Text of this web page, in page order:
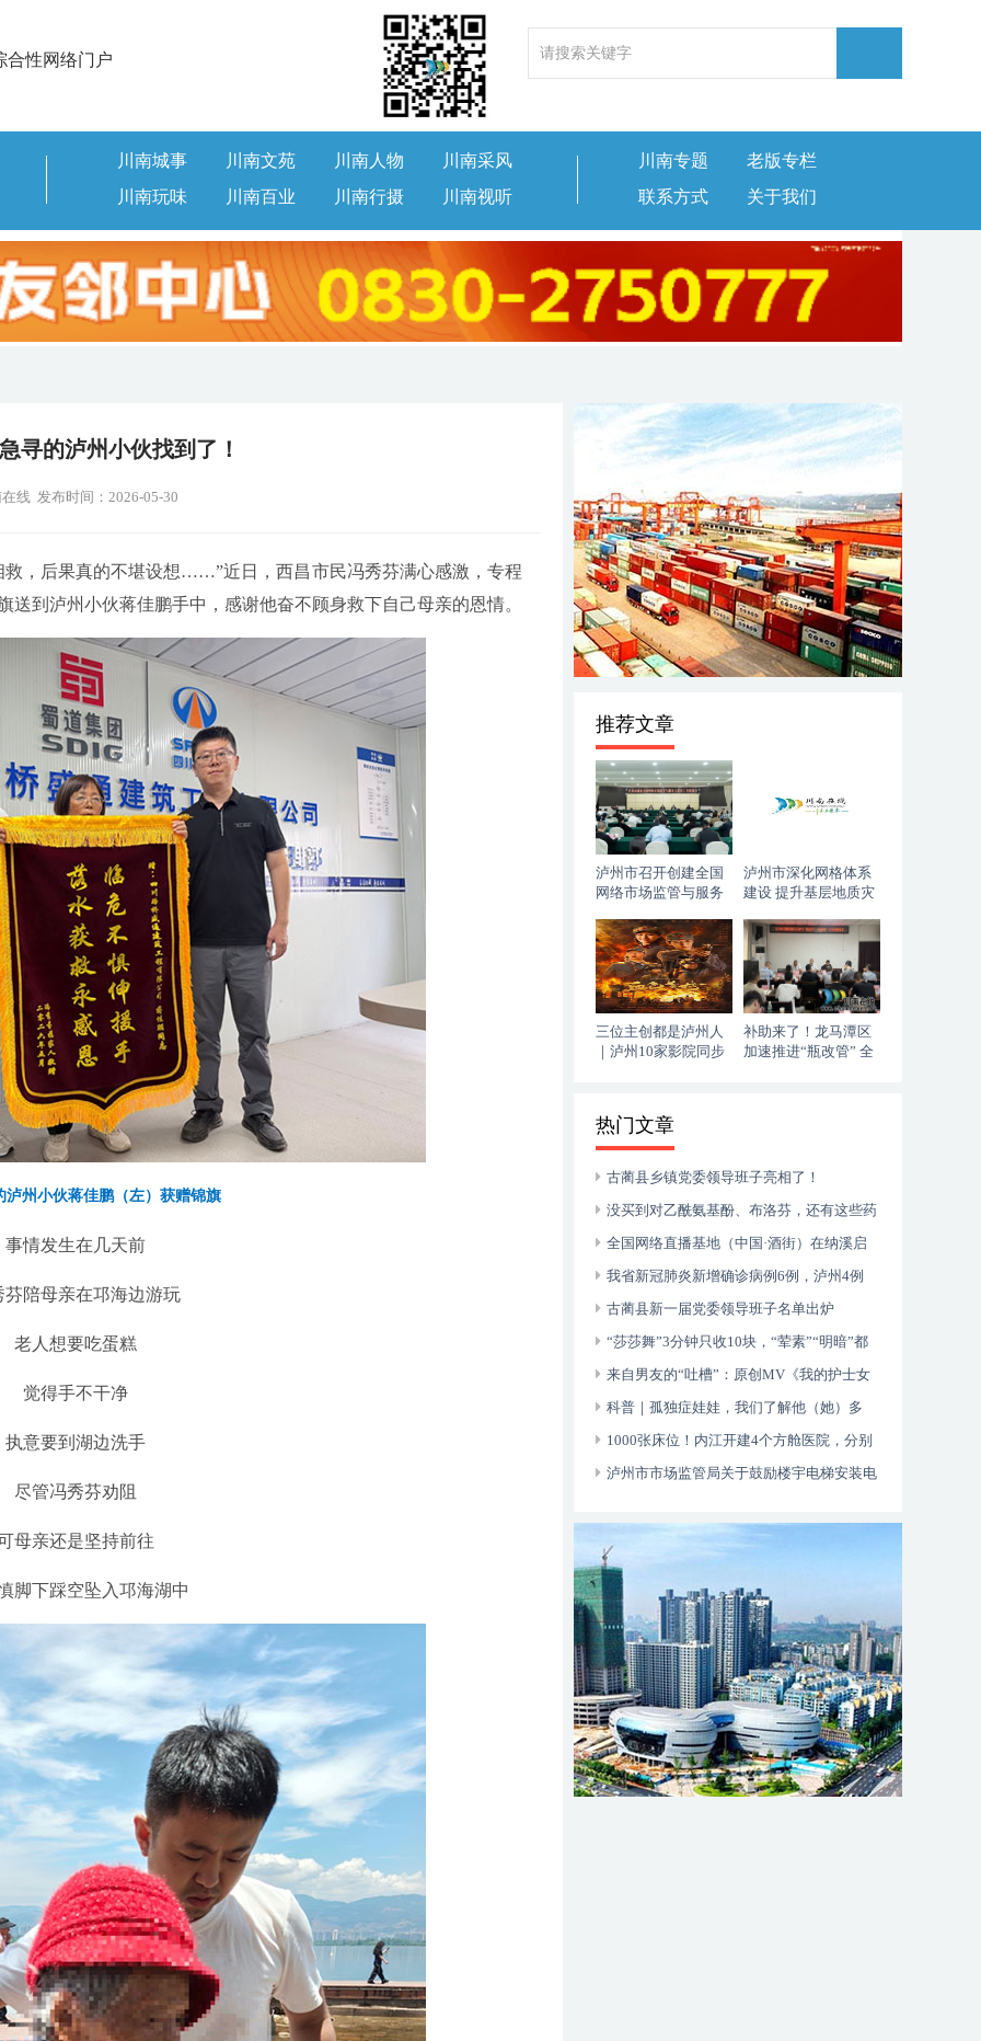
合性网络门户
川南城事 川南文苑 川南人物
川南采风
川南玩味
川南百业 川南行摄 川南视听
川南专题
老版专栏
联系方式
关于我们
寻的泸州小伙找到了！
线 发布时间：2026-05-30
救，后果真的不堪设想……”近日，西昌市民冯秀芬满心感激，专程
到泸州小伙蒋佳鹏手中，感谢他奋不顾身救下自己母亲的恩情。
泸州小伙蒋佳鹏（左）获赠锦旗
事情发生在几天前
芬陪母亲在邛海边游玩
老人想要吃蛋糕
觉得手不干净
执意要到湖边洗手
尽管冯秀芬劝阻
母亲还是坚持前往
脚下踩空坠入邛海湖中
推荐文章
泸州市召开创建全国
网络市场监管与服务
泸州市深化网格体系
建设 提升基层地质灾
三位主创都是泸州人
｜泸州10家影院同步
补助来了！龙马潭区
加速推进“瓶改管” 全
热门文章
古蔺县乡镇党委领导班子亮相了！
没买到对乙酰氨基酚、布洛芬，还有这些药
可以临时替代
全国网络直播基地（中国·酒街）在纳溪启
动运行
我省新冠肺炎新增确诊病例6例，泸州4例
古蔺县新一届党委领导班子名单出炉
“莎莎舞”3分钟只收10块，“荤素”“明暗”都
有，还可以······
来自男友的“吐槽”：原创MV《我的护士女
友》今日上线！
科普｜孤独症娃娃，我们了解他（她）多
少？1000张床位！内江开建4个方舱医院，分别
位于——
泸州市市场监管局关于鼓励楼宇电梯安装电